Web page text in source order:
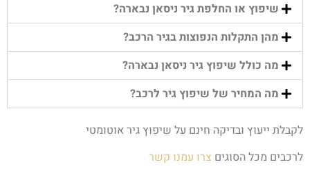
שיפוץ או החלפת גיר ניסאן נבארה?
מהן התקלות הנפוצות בגיר הרכב?
מה כולל שיפוץ גיר ניסאן נבארה?
מה המחיר של שיפוץ גיר לרכב?
לקבלת ייעוץ ובדיקה חינם על שיפוץ גיר אוטומטי
לרכבים מכל הסוגים צרו עמנו קשר